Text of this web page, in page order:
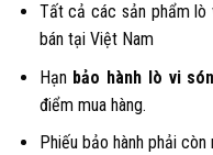
Tất cả các sản phẩm lò
bán tại Việt Nam
Hạn bảo hành lò vi
điểm mua hàng.
Phiếu bảo hành phải